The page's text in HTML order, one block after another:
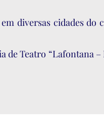
diversas cidades do
de Teatro “Lafontana –